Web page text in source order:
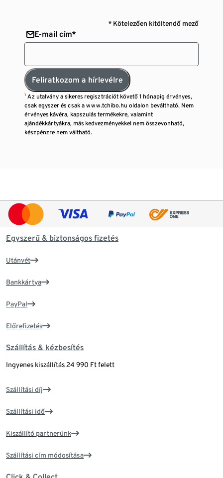
* Kötelezően kitöltendő mező
E-mail cím*
Feliratkozom a hírlevélre
¹ Az utalvány a sikeres regisztrációt követő 1 hónapig érvényes,
csak egyszer és csak a www.tchibo.hu oldalon beváltható. Nem
érvényes kávéra, kapszulás termékekre, valamint
ajándékkártyákra, más kedvezményekkel nem összevonható,
készpénzre nem váltható.
Egyszerű & biztonságos fizetés
Utánvét
Bankkártya
PayPal
Előrefizetés
Szállítás & kézbesítés
Ingyenes kiszállítás 24 990 Ft felett
Szállítási díj
Szállítási idő
Kiszállító partnerünk
Szállítási cím módosítása